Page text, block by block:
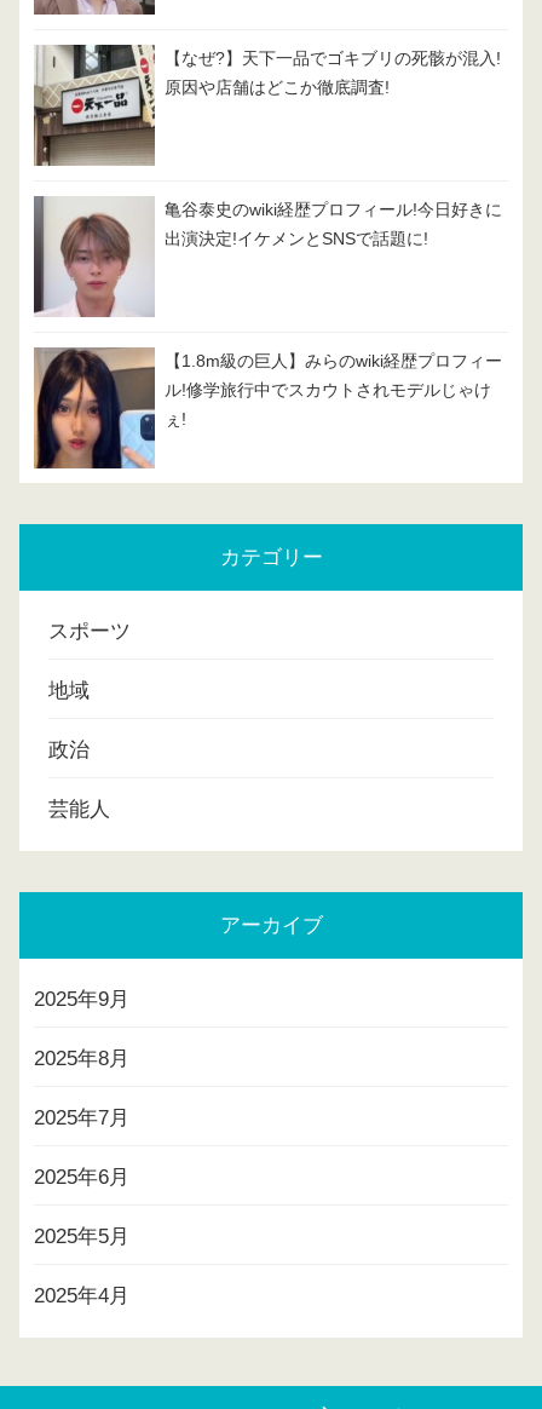
【なぜ?】天下一品でゴキブリの死骸が混入!
原因や店舗はどこか徹底調査!
亀谷泰史のwiki経歴プロフィール!今日好きに
出演決定!イケメンとSNSで話題に!
【1.8m級の巨人】みらのwiki経歴プロフィー
ル!修学旅行中でスカウトされモデルじゃけ
ぇ!
カテゴリー
スポーツ
地域
政治
芸能人
アーカイブ
2025年9月
2025年8月
2025年7月
2025年6月
2025年5月
2025年4月